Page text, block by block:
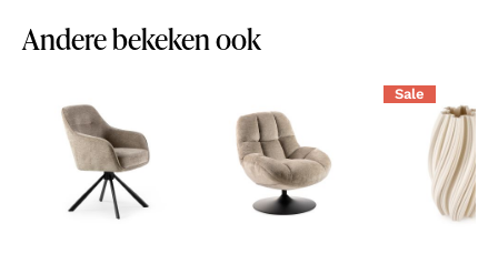
Andere bekeken ook
Sale